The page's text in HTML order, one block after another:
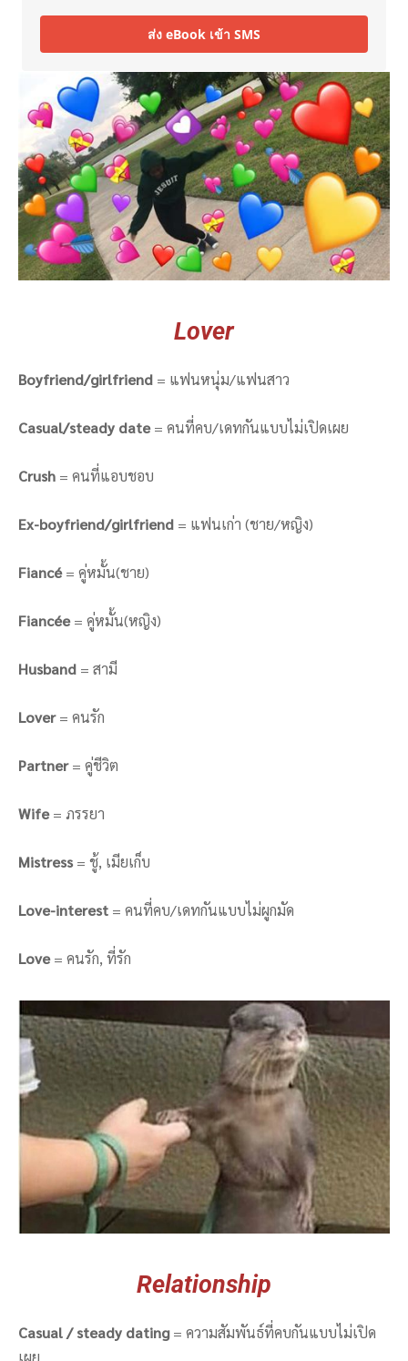
ส่ง eBook เข้า SMS
Lover
Boyfriend/girlfriend = แฟนหนุ่ม/แฟนสาว
Casual/steady date= คนที่คบ/เดทกันแบบไม่เปิดเผย
Crush = คนที่แอบชอบ
Ex-boyfriend/girlfriend = แฟนเก่า (ชาย/หญิง)
Fiancé= คู่หมั้น(ชาย)
Fiancée= คู่หมั้น(หญิง)
Husband = สามี
Lover= คนรัก
Partner= คู่ชีวิต
Wife= ภรรยา
Mistress= ชู้, เมียเก็บ
Love-interest = คนที่คบ/เดทกันแบบไม่ผูกมัด
Love= คนรัก, ที่รัก
Relationship
Casual / steady dating= ความสัมพันธ์ที่คบกันแบบไม่เปิด